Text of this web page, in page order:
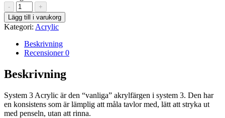
-
Rich
Gold
Imit
-
System
3
Acrylic
mängd
+
Lägg till i varukorg
Kategori: Acrylic
Beskrivning
Recensioner0
Beskrivning
System 3 Acrylic är den “vanliga” akrylfärgen i system 3. Den har
en konsistens som är lämplig att måla tavlor med, lätt att stryka ut
med penseln, utan att rinna.